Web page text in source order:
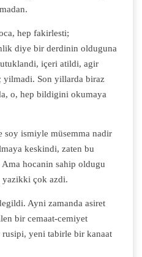
hep fakirlesti;
diye bir derdinin olduguna
içeri atildi, agir
yilmadi. Son yillarda biraz
o, hep bildigini okumaya
soy ismiyle müsemma nadir
keskindi, zaten bu
hocanin sahip oldugu
yazikki çok azdi.
Ayni zamanda asiret
bir cemaat-cemiyet
yeni tabirle bir kanaat